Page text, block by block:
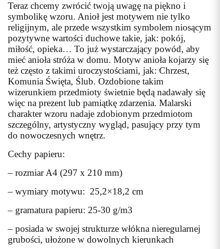
Teraz chcemy zwrócić twoją uwagę na piękno i
symbolikę wzoru. Anioł jest motywem nie tylko
religijnym, ale przede wszystkim symbolem niosącym
pozytywne wartości duchowe takie, jak: pokój,
miłość, opieka… To już wystarczający powód, aby
mieć anioła stróża w domu. Motyw anioła kojarzy się
też często z takimi uroczystościami, jak: Chrzest,
Komunia Święta, Ślub. Ozdobione takim
wizerunkiem przedmioty świetnie będą nadawały się
więc na prezent lub pamiątkę zdarzenia. Malarski
charakter wzoru nadaje zdobionym przedmiotom
szczególny, artystyczny wygląd, pasujący przy tym
do nowoczesnych wnętrz.
Cechy papieru:
– rozmiar A4 (297 x 210 mm)
– wymiary motywu: 25,2×18,2 cm
– gramatura papieru: 25-30 g/m3
– posiada w swojej strukturze włókna nieregularnej
grubości, ułożone w dowolnych kierunkach